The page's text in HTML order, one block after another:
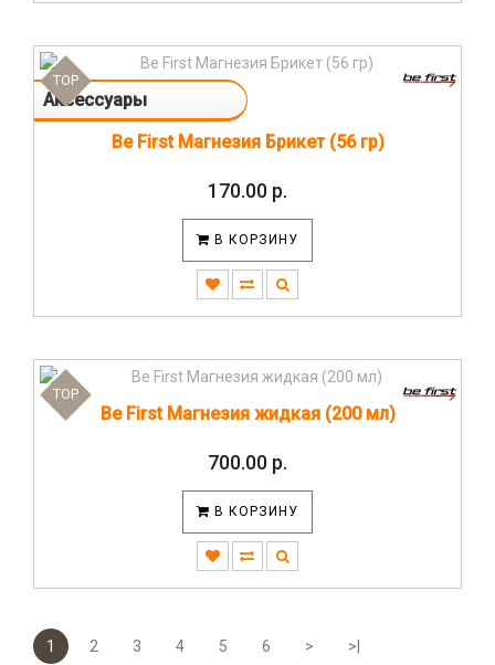
Аксессуары
TOP
Be First Магнезия Брикет (56 гр)
170.00 р.
В КОРЗИНУ
TOP
Be First Магнезия жидкая (200 мл)
700.00 р.
В КОРЗИНУ
1 2 3 4 5 6 >
>|